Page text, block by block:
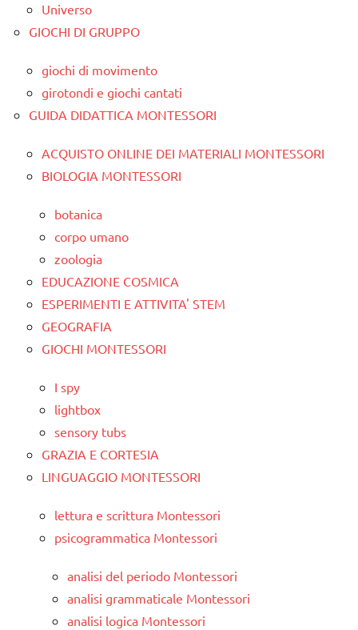
Universo
GIOCHI DI GRUPPO
giochi di movimento
girotondi e giochi cantati
GUIDA DIDATTICA MONTESSORI
ACQUISTO ONLINE DEI MATERIALI MONTESSORI
BIOLOGIA MONTESSORI
botanica
corpo umano
zoologia
EDUCAZIONE COSMICA
ESPERIMENTI E ATTIVITA' STEM
GEOGRAFIA
GIOCHI MONTESSORI
I spy
lightbox
sensory tubs
GRAZIA E CORTESIA
LINGUAGGIO MONTESSORI
lettura e scrittura Montessori
psicogrammatica Montessori
analisi del periodo Montessori
analisi grammaticale Montessori
analisi logica Montessori